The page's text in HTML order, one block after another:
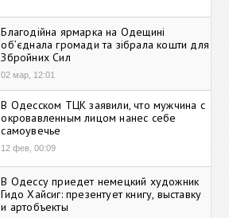
Благодійна ярмарка на Одещині
об’єднала громади та зібрала кошти для
Збройних Сил
02 мар, 12:01
В Одесском ТЦК заявили, что мужчина с
окровавленным лицом нанес себе
самоувечье
12 фев, 00:09
В Одессу приедет немецкий художник
Гидо Хайсиг: презентует книгу, выставку
и артобъекты